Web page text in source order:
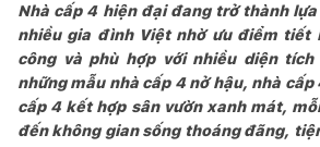
Nhà cấp 4 hiện đại đang trở thành
nhiều gia đình Việt nhờ ưu điểm tiết
công và phù hợp với nhiều diện
những mẫu nhà cấp 4 nở hậu, nhà
cấp 4 kết hợp sân vườn xanh mát,
đến không gian sống thoáng đãng,